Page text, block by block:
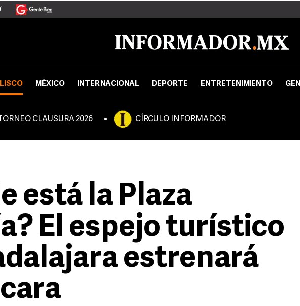
MÉXICO INTERNACIONAL DEPORTE ENTRETENIMIENTO
CLAUSURA 2026 CÍRCULO INFORMADOR
está la Plaza
El espejo turístico
estrenará